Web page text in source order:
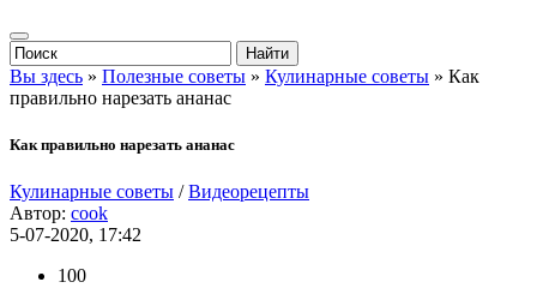
Вы здесь » Полезные советы » Кулинарные советы » Как
правильно нарезать ананас
Как правильно нарезать ананас
Кулинарные советы /Видеорецепты
Автор: cook
5-07-2020, 17:42
100